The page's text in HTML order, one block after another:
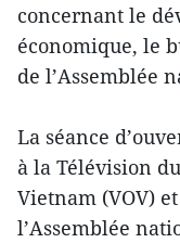
concernant le
économique, le
de l’Assemblée
La séance
à la Télévision
Vietnam (VOV)
l’Assemblée